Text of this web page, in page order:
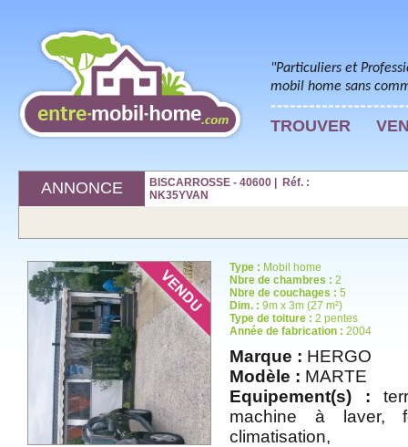
"Particuliers et
mobil home sans
TROUVER
ANNONCE
BISCARROSSE - 40600 | Réf. :
NK35YVAN
Type : Mobil home
Nbre de chambres : 2
Nbre de couchages : 5
Dim. : 9m x 3m (27 m²)
Type de toiture : 2 pentes
Année de fabrication : 2004
Marque : HERGO
Modèle : MARTE
Equipement(s) :
machine à laver,
climatisation,